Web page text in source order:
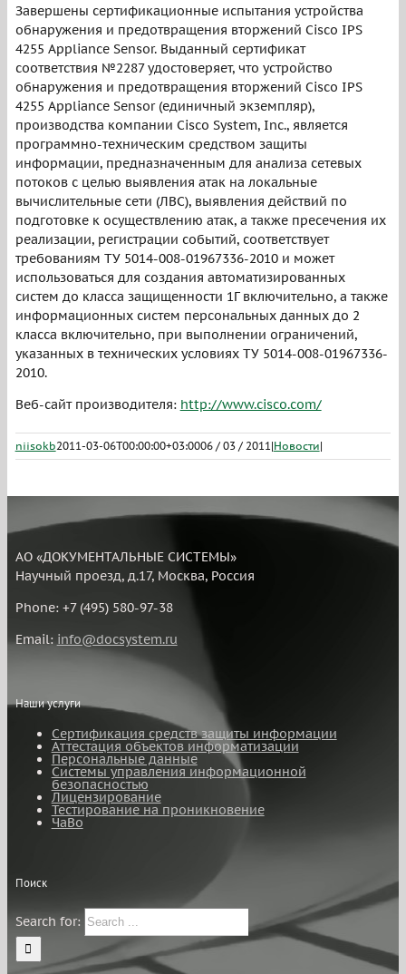
Завершены сертификационные испытания устройства
обнаружения и предотвращения вторжений Cisco IPS
4255 Appliance Sensor. Выданный сертификат
соответствия №2287 удостоверяет, что устройство
обнаружения и предотвращения вторжений Cisco IPS
4255 Appliance Sensor (единичный экземпляр),
производства компании Cisco System, Inc., является
программно-техническим средством защиты
информации, предназначенным для анализа сетевых
потоков с целью выявления атак на локальные
вычислительные сети (ЛВС), выявления действий по
подготовке к осуществлению атак, а также пресечения их
реализации, регистрации событий, соответствует
требованиям ТУ 5014-008-01967336-2010 и может
использоваться для создания автоматизированных
систем до класса защищенности 1Г включительно, а также
информационных систем персональных данных до 2
класса включительно, при выполнении ограничений,
указанных в технических условиях ТУ 5014-008-01967336-
2010.
Веб-сайт производителя: http://www.cisco.com/
niisokb2011-03-06T00:00:00+03:0006 / 03 / 2011|Новости|
АО «ДОКУМЕНТАЛЬНЫЕ СИСТЕМЫ»
Научный проезд, д.17, Москва, Россия
Phone: +7 (495) 580-97-38
Email: info@docsystem.ru
Наши услуги
Сертификация средств защиты информации
Аттестация объектов информатизации
Персональные данные
Системы управления информационной
безопасностью
Лицензирование
Тестирование на проникновение
ЧаВо
Поиск
Search for: